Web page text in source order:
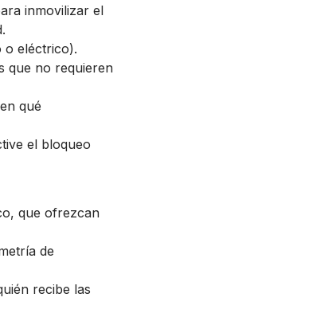
inmovilizar el
o eléctrico).
que no requieren
qué
el bloqueo
que ofrezcan
de
recibe las